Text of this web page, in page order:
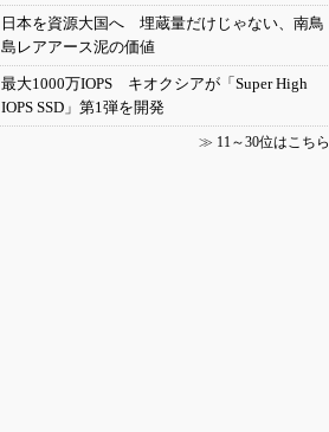
日本を資源大国へ 埋蔵量だけじゃない、南鳥
島レアアース泥の価値
最大1000万IOPS キオクシアが「Super High
IOPS SSD」第1弾を開発
≫ 11～30位はこちら